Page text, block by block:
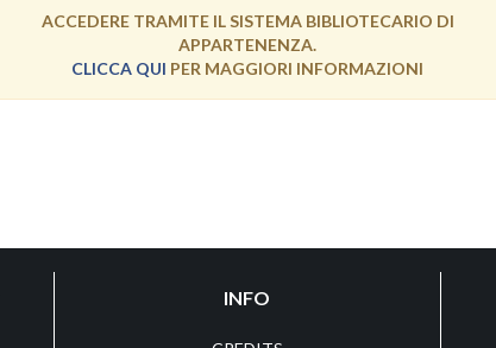
ACCEDERE TRAMITE IL SISTEMA BIBLIOTECARIO DI
APPARTENENZA.
CLICCA QUI PER MAGGIORI INFORMAZIONI
INFO